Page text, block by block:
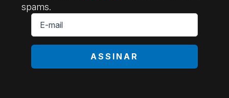
spams.
E-
mail
ASSINAR